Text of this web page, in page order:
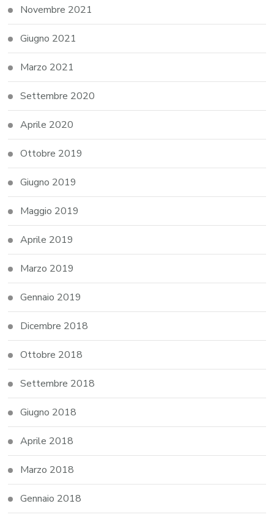
Novembre 2021
Giugno 2021
Marzo 2021
Settembre 2020
Aprile 2020
Ottobre 2019
Giugno 2019
Maggio 2019
Aprile 2019
Marzo 2019
Gennaio 2019
Dicembre 2018
Ottobre 2018
Settembre 2018
Giugno 2018
Aprile 2018
Marzo 2018
Gennaio 2018